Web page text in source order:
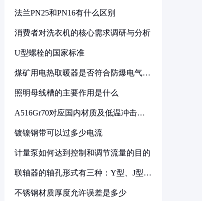
法兰PN25和PN16有什么区别
消费者对洗衣机的核心需求调研与分析
U型螺栓的国家标准
煤矿用电热取暖器是否符合防爆电气设
照明母线槽的主要作用是什么
A516Gr70对应国内材质及低温冲击要
镀镍钢带可以过多少电流
计量泵如何达到控制和调节流量的目的
联轴器的轴孔形式有三种：Y型、J型、
不锈钢材质厚度允许误差是多少